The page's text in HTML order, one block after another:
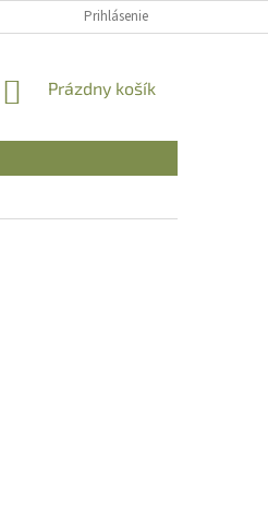
Prihlásenie
NÁKUPNÝ
Prázdny košík